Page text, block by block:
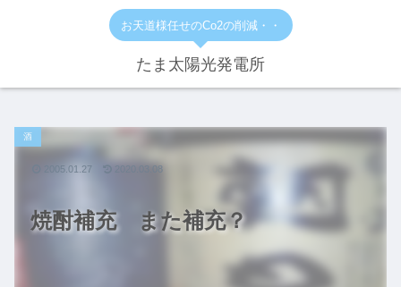
お天道様任せのCo2の削減・・
たま太陽光発電所
焼酎補充 また補充？
酒
2005.01.27 2020.03.08